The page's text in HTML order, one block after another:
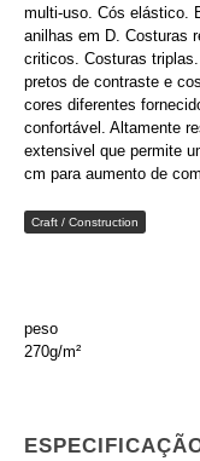
multi-uso. Cós elástico.
anilhas em D. Costuras
criticos. Costuras
pretos de contraste e
cores diferentes
confortável. Altamente
extensivel que permite
cm para aumento de
Craft / Construction
peso
270g/m²